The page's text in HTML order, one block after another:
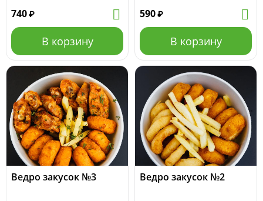
740₽
В корзину
590₽
В корзину
Ведро закусок №3 Ведро закусок №2